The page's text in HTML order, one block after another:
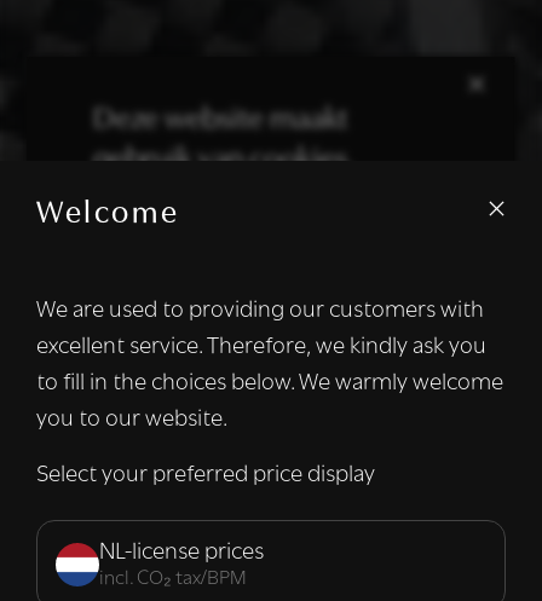
Welcome
We are used to providing our customers with
excellent service. Therefore, we kindly ask you
to fill in the choices below. We warmly welcome
you to our website.
Select your preferred price display
NL-license prices
incl. CO₂ tax/BPM
×
Deze website maakt
gebruik van cookies.
We gebruiken cookies om inhoud en
informatie over uw gebruik van onze site
met onze advertentie- en analysepartners,
die deze kunnen combineren met andere
informatie die u aan hen heeft verstrekt of
van hun diensten. Lees verder
Strikt
noodzakelijk
Prestatie Targeting